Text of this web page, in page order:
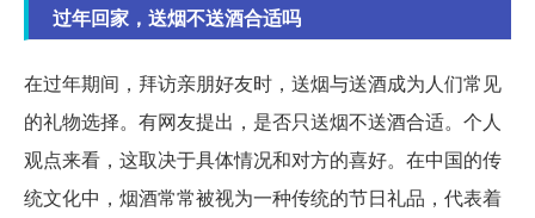
过年回家，送烟不送酒合适吗
在过年期间，拜访亲朋好友时，送烟与送酒成为人们常见
的礼物选择。有网友提出，是否只送烟不送酒合适。个人
观点来看，这取决于具体情况和对方的喜好。在中国的传
统文化中，烟酒常常被视为一种传统的节日礼品，代表着